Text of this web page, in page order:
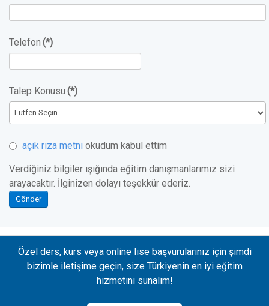
Telefon (*)
Talep Konusu (*)
açık rıza metni okudum kabul ettim
Verdiğiniz bilgiler ışığında eğitim danışmanlarımız sizi
arayacaktır. İlginizen dolayı teşekkür ederiz.
Gönder
Özel ders, kurs veya online lise başvurularınız için şimdi
bizimle iletişime geçin, size Türkiyenin en iyi eğitim
hizmetini sunalım!